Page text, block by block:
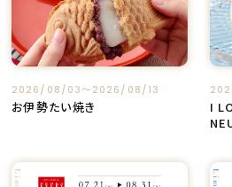
2026/08/03〜2026/08/13
お伊勢たい焼き
I